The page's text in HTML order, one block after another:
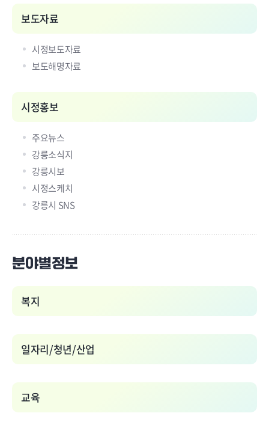
보도자료
시정보도자료
보도해명자료
시정홍보
주요뉴스
강릉소식지
강릉시보
시정스케치
강릉시 SNS
분야별정보
복지
일자리/청년/산업
교육